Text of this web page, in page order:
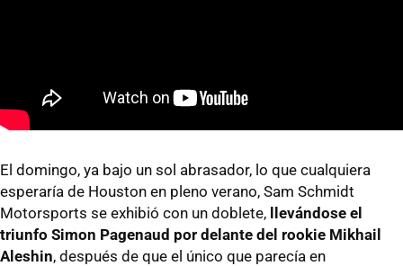
El domingo, ya bajo un sol abrasador, lo que cualquiera
esperaría de Houston en pleno verano, Sam Schmidt
Motorsports se exhibió con un doblete, llevándose el
triunfo Simon Pagenaud por delante del rookie Mikhail
Aleshin, después de que el único que parecía en